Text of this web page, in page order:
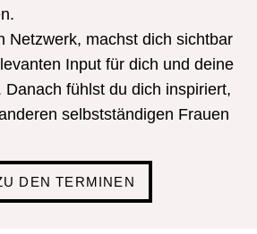
Netzwerk, machst dich sichtbar
Input für dich und deine
Danach fühlst du dich inspiriert,
selbstständigen Frauen
DEN TERMINEN